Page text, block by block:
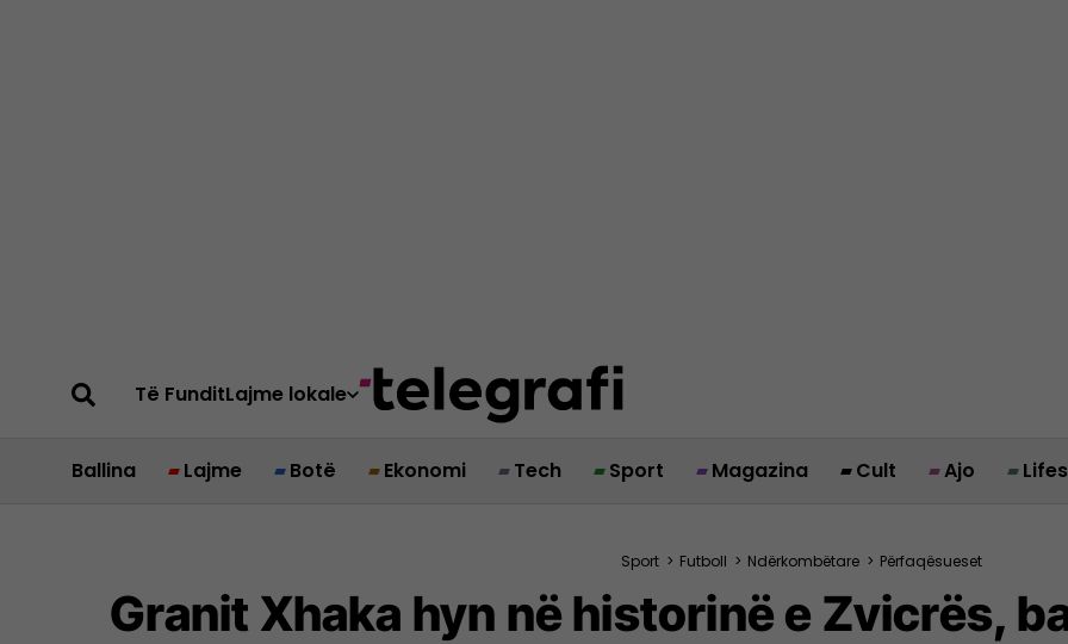
Të FunditLajme lokale
Ballina Lajme Botë Ekonomi Tech Sport Magazina Cult Ajo
Sport > Futboll > Ndërkombëtare > Përfaqësueset
Granit Xhaka hyn në historinë e Zvicrës,